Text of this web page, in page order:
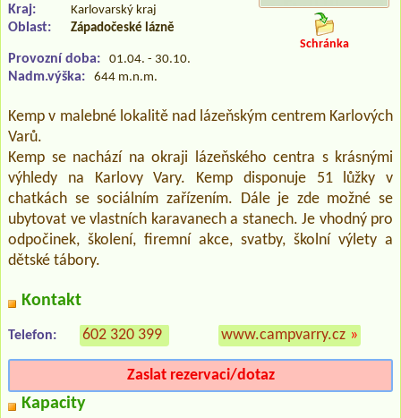
Kraj: Karlovarský kraj
Oblast: Západočeské lázně
Provozní doba: 01.04. - 30.10.
Nadm.výška: 644 m.n.m.
Schránka
Kemp v malebné lokalitě nad lázeňským centrem Karlových
Varů.
Kemp se nachází na okraji lázeňského centra s krásnými
výhledy na Karlovy Vary. Kemp disponuje 51 lůžky v
chatkách se sociálním zařízením. Dále je zde možné se
ubytovat ve vlastních karavanech a stanech. Je vhodný pro
odpočinek, školení, firemní akce, svatby, školní výlety a
dětské tábory.
Kontakt
Telefon: 602 320 399 www.campvarry.cz »
Zaslat rezervaci/dotaz
Kapacity